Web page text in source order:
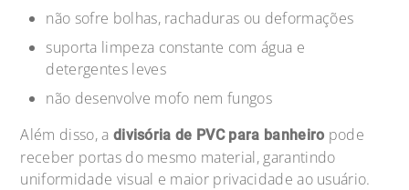
não sofre bolhas, rachaduras ou deformações
suporta limpeza constante com água e
detergentes leves
não desenvolve mofo nem fungos
Além disso, a divisória de PVC para banheiro pode
receber portas do mesmo material, garantindo
uniformidade visual e maior privacidade ao usuário.